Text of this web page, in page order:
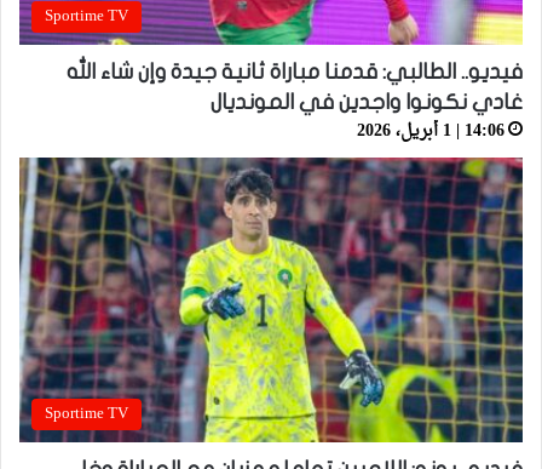
Sportime TV
فيديو.. الطالبي: قدمنا مباراة ثانية جيدة وإن شاء الله
غادي نكونوا واجدين في المونديال
14:06 | 1 أبريل، 2026
Sportime TV